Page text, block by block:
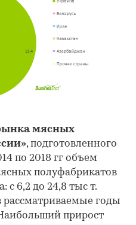
мясных
, подготовленного
по 2018 гг объем
полуфабрикатов
с 6,2 до 24,8 тыс т.
рассматриваемые годы
прирост